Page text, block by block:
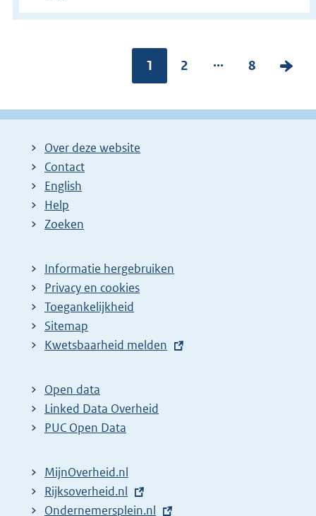
Pagina:
1
P
g
2 ...
P
g
8
V
l
Over deze website
Contact
English
Help
Zoeken
Informatie hergebruiken
Privacy en cookies
Toegankelijkheid
Sitemap
E
t
e
r
l
i
Kwetsbaarheid melden
Open data
Linked Data Overheid
PUC Open Data
MijnOverheid.nl
E
x
Rijksoverheid.nl
E
Ondernemersplein.nl